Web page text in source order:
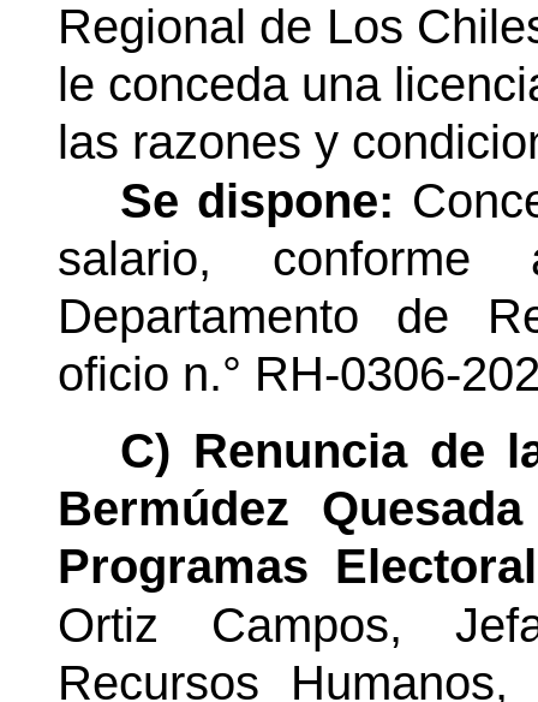
Regional de Los
le conceda una
las razones y
Se dispone:
salario,
Departamento de
oficio n.° RH-0306-
C) Renuncia de
Bermúdez
Programas
Ortiz Campos,
Recursos